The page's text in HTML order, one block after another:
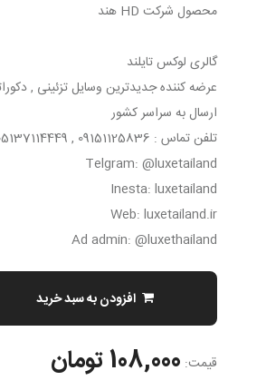
محصول شرکت HD هند
گالری لوکس تایلند
عرضه کننده جدیدترین وسایل تزئینی ,
ارسال به سراسر کشور
تلفن تماس : 09151125836 , 05137114449
Telgram: @luxetailand
Inesta: luxetailand
Web: luxetailand.ir
Ad admin: @luxethailand
افزودن به سبد خرید
قیمت: 108,000 تومان